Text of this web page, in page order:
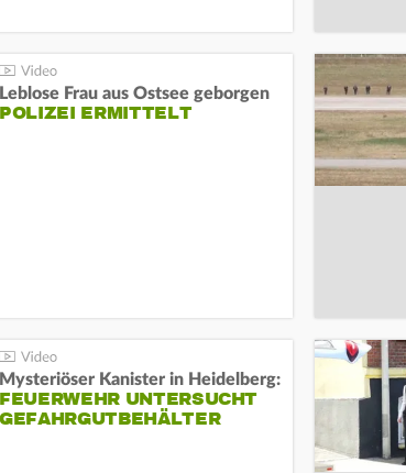
Leblose Frau aus Ostsee geborgen
POLIZEI ERMITTELT
Mysteriöser Kanister in Heidelberg:
FEUERWEHR UNTERSUCHT
GEFAHRGUTBEHÄLTER